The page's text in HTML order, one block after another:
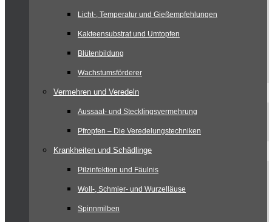
Licht-, Temperatur und Gießempfehlungen
Kakteensubstrat und Umtopfen
Blütenbildung
Wachstumsförderer
Vermehren und Veredeln
Aussaat- und Stecklingsvermehrung
Pfropfen – Die Veredelungstechniken
Krankheiten und Schädlinge
Pilzinfektion und Fäulnis
Woll-, Schmier- und Wurzelläuse
Spinnmilben